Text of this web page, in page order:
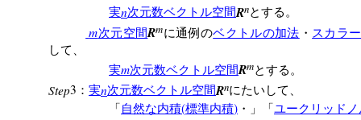
実n次元数ベクトル空間Rnとする。
m次元空間Rmに通例のベクトルの加法 ・ スカラ
して、
実m次元数ベクトル空間Rmとする。
Step3 ： 実n次元数ベクトル空間Rnにたいして、
「自然な内積(標準内積) ・」「ユークリッド